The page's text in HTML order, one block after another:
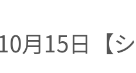
月15日【